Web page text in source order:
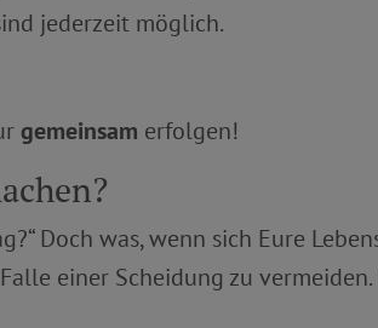
jederzeit möglich.
gemeinsam erfolgen!
Doch was, wenn sich Eure
einer Scheidung zu vermeiden.